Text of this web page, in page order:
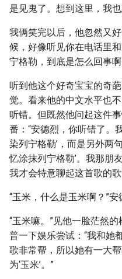
是见鬼了。想到这里，我
我俩笑完以后，他忽然又
候，好像听见你在电话里
宁格勒，到底是怎么回事啊
听到他这个好奇宝宝的奇
觉。看来他的中文水平也
听错。但既然他问起这件
番：“安德烈，你听错了。
染列宁格勒’，而是另外两
忆涂抹列宁格勒’。我那朋
我才会特意聊起这首歌的
“玉米，什么是玉米啊？”安
“玉米嘛。”见他一脸茫然
普一下娱乐尝试：“我和她
歌非常帮，所以她有一大
为‘玉米’。”